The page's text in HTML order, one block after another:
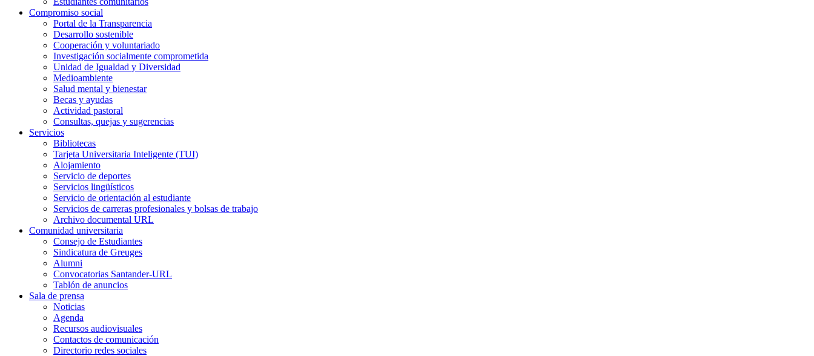
Compromiso social
Portal de la Transparencia
Desarrollo sostenible
Cooperación y voluntariado
Investigación socialmente comprometida
Unidad de Igualdad y Diversidad
Medioambiente
Salud mental y bienestar
Becas y ayudas
Actividad pastoral
Consultas, quejas y sugerencias
Servicios
Bibliotecas
Tarjeta Universitaria Inteligente (TUI)
Alojamiento
Servicio de deportes
Servicios lingüísticos
Servicio de orientación al estudiante
Servicios de carreras profesionales y bolsas de trabajo
Archivo documental URL
Comunidad universitaria
Consejo de Estudiantes
Sindicatura de Greuges
Alumni
Convocatorias Santander-URL
Tablón de anuncios
Sala de prensa
Noticias
Agenda
Recursos audiovisuales
Contactos de comunicación
Directorio redes sociales